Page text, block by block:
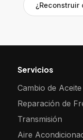
¿Reconstruir
Servicios
Cambio de Aceite
Reparación de
Transmisión
Aire